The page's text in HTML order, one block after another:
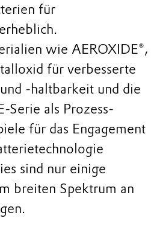
für
wie AEROXIDE®,
für verbesserte
-haltbarkeit und die
Serie als Prozess-
für das Engagement
sind nur einige
breiten Spektrum an